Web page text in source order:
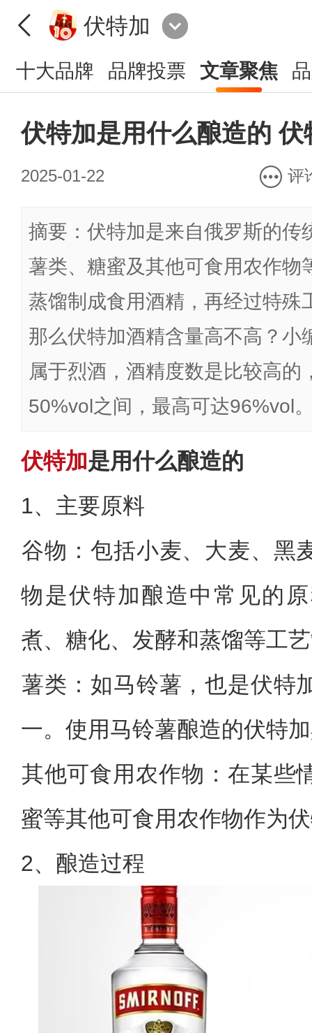
伏特加
十大品牌 品牌投票 文章聚焦
伏特加是用什么酿造的
2025-01-22 评
摘要：伏特加是来自俄罗斯的传
薯类、糖蜜及其他可食用农作物
蒸馏制成食用酒精，再经过特殊
那么伏特加酒精含量高不高？小
属于烈酒，酒精度数是比较高的
50%vol之间，最高可达96%vol‌
伏特加是用什么酿造的
1、主要原料
谷物‌：包括小麦、大麦、黑
物是伏特加酿造中常见的
煮、糖化、发酵和蒸馏等工
薯类‌：如马铃薯，也是伏特
一。使用马铃薯酿造的伏特
其他可食用农作物‌：在某些
蜜等其他可食用农作物作为
2、酿造过程